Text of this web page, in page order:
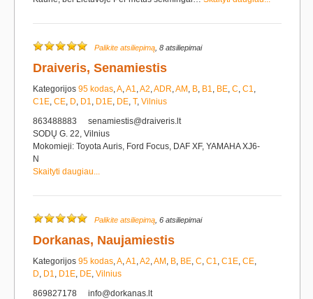
Palikite atsiliepimą , 8 atsiliepimai
Draiveris, Senamiestis
Kategorijos 95 kodas,A,A1,A2,ADR,AM , B, B1, BE, C, C1,
C1E, CE, D, D1, D1E, DE, T, Vilnius
863488883
senamiestis@draiveris.lt
SODŲ G. 22, Vilnius
Mokomieji: Toyota Auris, Ford Focus, DAF XF, YAMAHA XJ6-
N
Skaityti daugiau...
Palikite atsiliepimą , 6 atsiliepimai
Dorkanas, Naujamiestis
Kategorijos 95 kodas,A,A1,A2,AM , B, BE, C, C1, C1E, CE,
D, D1, D1E, DE, Vilnius
869827178
info@dorkanas.lt